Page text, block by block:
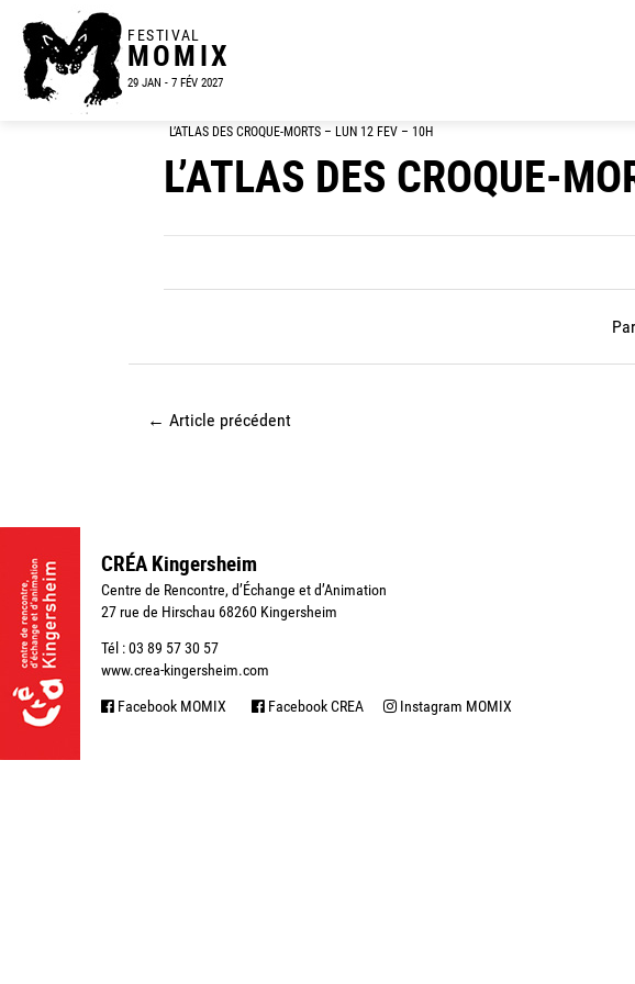
FESTIVAL
MOMIX
29 JAN - 7 FÉV 2027
L’ATLAS DES CROQUE-MORTS – LUN 12 FEV – 10H
L’ATLAS DES CROQUE-
← Article précédent
CRÉA Kingersheim
Centre de Rencontre, d’Échange et d’Animation
27 rue de Hirschau 68260 Kingersheim
Tél : 03 89 57 30 57
www.crea-kingersheim.com
Facebook MOMIX Facebook CREA Instagram MOMIX